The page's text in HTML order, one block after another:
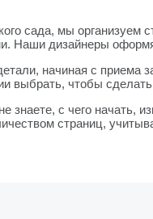
сада, мы
Наши дизайнеры
начиная с приема
выбрать, чтобы
знаете, с чего начать,
страниц,